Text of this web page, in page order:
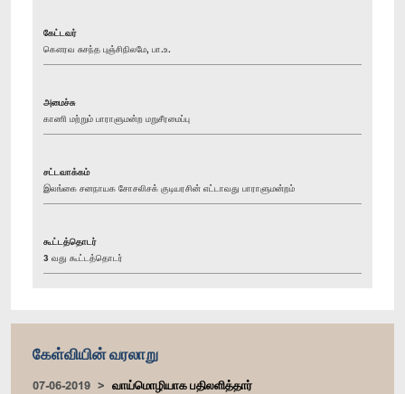
கேட்டவர்
கௌரவ சுசந்த புஞ்சிநிலமே, பா.உ.
அமைச்சு
காணி மற்றும் பாராளுமன்ற மறுசீரமைப்பு
சட்டவாக்கம்
இலங்கை சனநாயக சோசலிசக் குடியரசின் எட்டாவது பாராளுமன்றம்
கூட்டத்தொடர்
3 வது கூட்டத்தொடர்
கேள்வியின் வரலாறு
07-06-2019 வாய்மொழியாக பதிலளித்தார்